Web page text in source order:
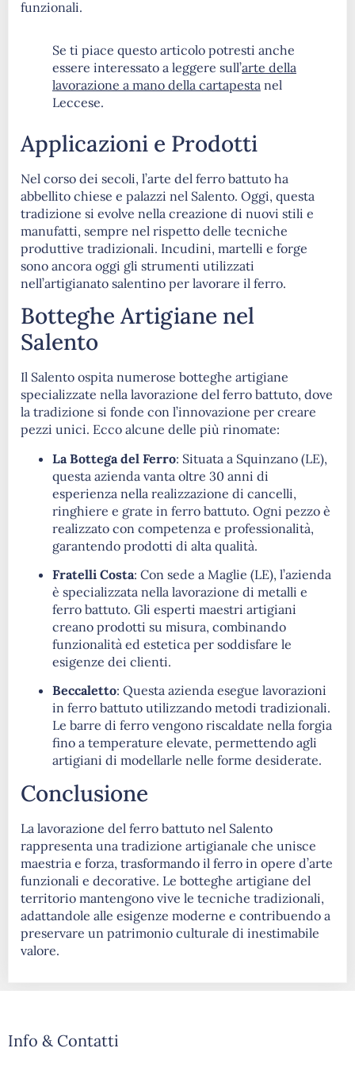
funzionali.
Se ti piace questo articolo potresti anche
essere interessato a leggere sull’arte della
lavorazione a mano della cartapesta nel
Leccese.
Applicazioni e Prodotti
Nel corso dei secoli, l’arte del ferro battuto ha
abbellito chiese e palazzi nel Salento. Oggi, questa
tradizione si evolve nella creazione di nuovi stili e
manufatti, sempre nel rispetto delle tecniche
produttive tradizionali. Incudini, martelli e forge
sono ancora oggi gli strumenti utilizzati
nell’artigianato salentino per lavorare il ferro.
Botteghe Artigiane nel
Salento
Il Salento ospita numerose botteghe artigiane
specializzate nella lavorazione del ferro battuto, dove
la tradizione si fonde con l’innovazione per creare
pezzi unici. Ecco alcune delle più rinomate:​
La Bottega del Ferro: Situata a Squinzano (LE),
questa azienda vanta oltre 30 anni di
esperienza nella realizzazione di cancelli,
ringhiere e grate in ferro battuto. Ogni pezzo è
realizzato con competenza e professionalità,
garantendo prodotti di alta qualità. ​
Fratelli Costa: Con sede a Maglie (LE), l’azienda
è specializzata nella lavorazione di metalli e
ferro battuto. Gli esperti maestri artigiani
creano prodotti su misura, combinando
funzionalità ed estetica per soddisfare le
esigenze dei clienti.
Beccaletto: Questa azienda esegue lavorazioni
in ferro battuto utilizzando metodi tradizionali.
Le barre di ferro vengono riscaldate nella forgia
fino a temperature elevate, permettendo agli
artigiani di modellarle nelle forme desiderate.
Conclusione
La lavorazione del ferro battuto nel Salento
rappresenta una tradizione artigianale che unisce
maestria e forza, trasformando il ferro in opere d’arte
funzionali e decorative. Le botteghe artigiane del
territorio mantengono vive le tecniche tradizionali,
adattandole alle esigenze moderne e contribuendo a
preservare un patrimonio culturale di inestimabile
valore.
Info & Contatti